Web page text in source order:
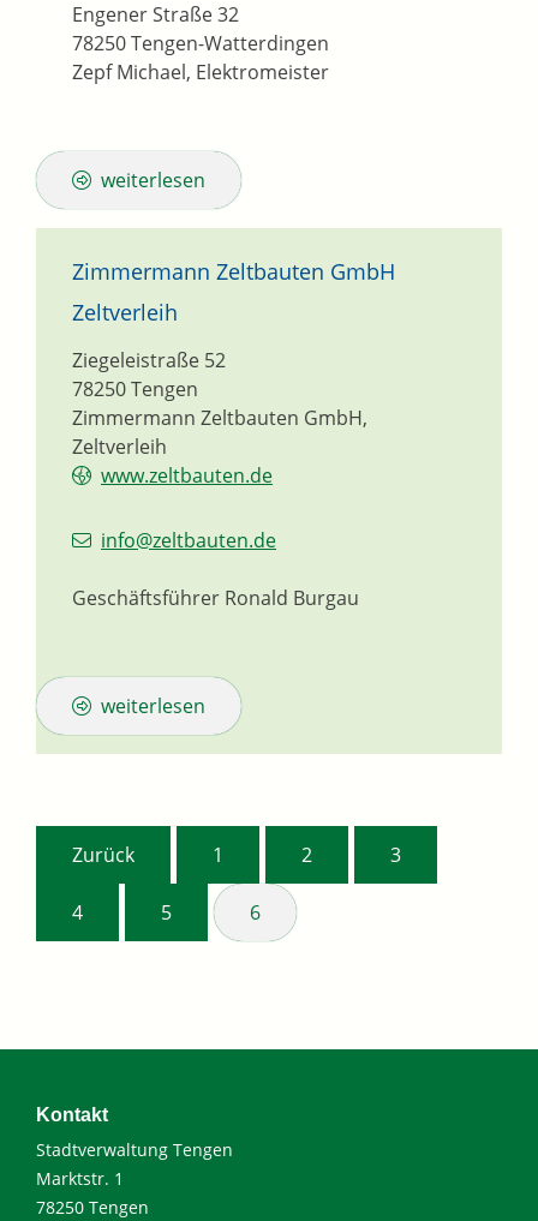
Zepf Michael, Elektromeister
Engener Straße 32
78250Tengen-Watterdingen
weiterlesen
Zimmermann Zeltbauten GmbH
Zeltverleih
Zimmermann Zeltbauten GmbH,
Zeltverleih
Ziegeleistraße 52
78250Tengen
www.zeltbauten.de
info@zeltbauten.de
Geschäftsführer Ronald Burgau
weiterlesen
Zurück 1 2 3
4 5 6
Kontakt
Stadtverwaltung Tengen
Marktstr. 1
78250 Tengen